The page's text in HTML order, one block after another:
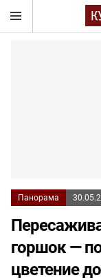
Панорама
горшок —
цветение